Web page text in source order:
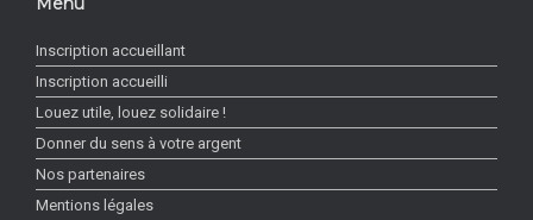
Inscription accueillant
Inscription accueilli
Louez utile, louez solidaire !
Donner du sens à votre argent
Nos partenaires
Mentions légales